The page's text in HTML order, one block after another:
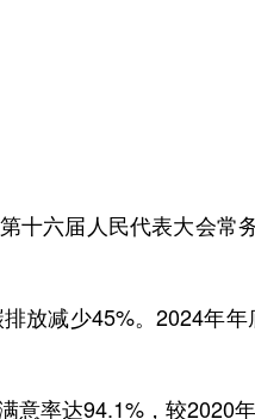
十六届人民代表大会常
放减少45%。2024年
率达94.1%，较2020